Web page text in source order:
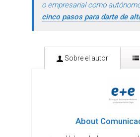
o empresarial como
cinco pasos para darte de
Sobre el autor
About